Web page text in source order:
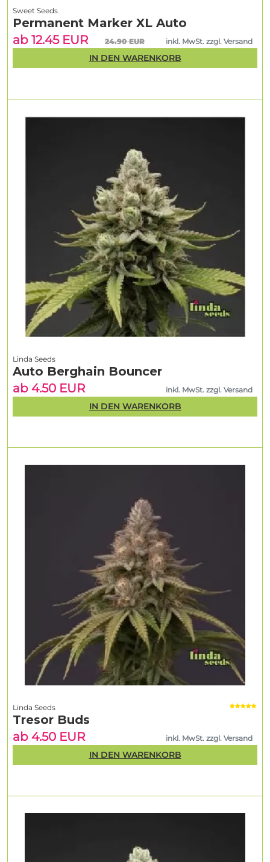
Linda Seeds
Tresor Buds
ab 4.50 EUR
inkl. MwSt. zzgl. Versand
IN DEN WARENKORB
Linda Seeds
Auto Berghain Bouncer
ab 4.50 EUR
inkl. MwSt. zzgl. Versand
IN DEN WARENKORB
Sweet Seeds
Permanent Marker XL Auto
ab 12.45 EUR
24.90 EUR inkl. MwSt. zzgl. Versand
IN DEN WARENKORB